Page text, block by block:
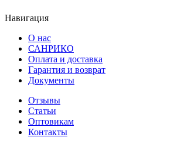
Навигация
О нас
САНРИКО
Оплата и доставка
Гарантия и возврат
Документы
Отзывы
Статьи
Оптовикам
Контакты